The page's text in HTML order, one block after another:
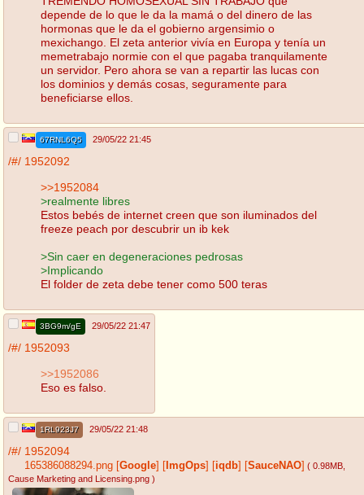
depende de lo que le da la mamá o del dinero de las
hormonas que le da el gobierno argensimio o
mexichango. El zeta anterior vivía en Europa y tenía un
memetrabajo normie con el que pagaba tranquilamente
un servidor. Pero ahora se van a repartir las lucas con
los dominios y demás cosas, seguramente para
beneficiarse ellos.
67RNL6Q5 29/05/22 21:45
/#/ 1952092
>>1952084
>realmente libres
Estos bebés de internet creen que son iluminados del
freeze peach por descubrir un ib kek
>Sin caer en degeneraciones pedrosas
>Implicando
El folder de zeta debe tener como 500 teras
3BG9m/gE 29/05/22 21:47
/#/ 1952093
>>1952086
Eso es falso.
1RL923J7 29/05/22 21:48
/#/ 1952094
165386088294.png Google ImgOps iqdb SauceNAO ( 0.98MB
Cause Marketing and Licensing.png )